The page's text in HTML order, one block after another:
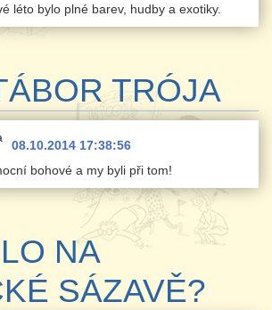
léto bylo plné barev, hudby a exotiky.
TRÓJA
08.10.2014 17:38:56
bohové a my byli při tom!
NA
SÁZAVĚ?